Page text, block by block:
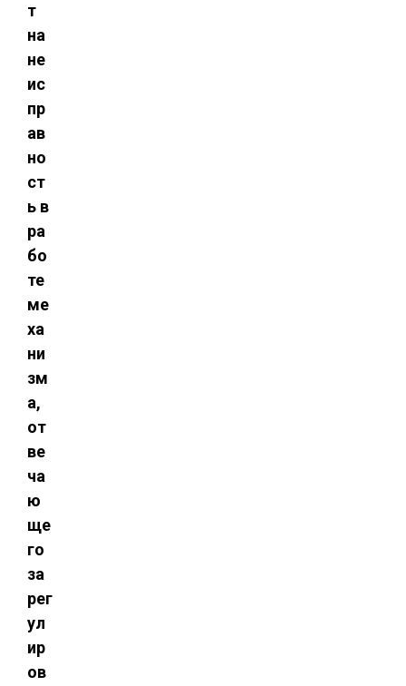
т
на
не
ис
пр
ав
но
ст
ь в
ра
бо
те
ме
ха
ни
зм
а,
от
ве
ча
ю
ще
го
за
рег
ул
ир
ов